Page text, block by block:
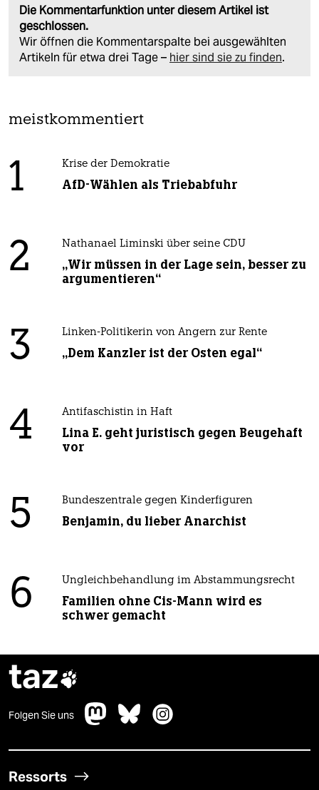
Die Kommentarfunktion unter diesem Artikel ist
geschlossen.
Wir öffnen die Kommentarspalte bei ausgewählten
Artikeln für etwa drei Tage – hier sind sie zu finden.
meistkommentiert
1 Krise der Demokratie
AfD-Wählen als Triebabfuhr
2 Nathanael Liminski über seine CDU
„Wir müssen in der Lage sein, besser zu
argumentieren“
3 Linken-Politikerin von Angern zur Rente
„Dem Kanzler ist der Osten egal“
4 Antifaschistin in Haft
Lina E. geht juristisch gegen Beugehaft
vor
5 Bundeszentrale gegen Kinderfiguren
Benjamin, du lieber Anarchist
6 Ungleichbehandlung im Abstammungsrecht
Familien ohne Cis-Mann wird es
schwer gemacht
taz
Folgen Sie uns
Ressorts